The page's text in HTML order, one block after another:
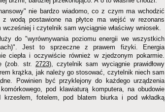
nie bardzo wiadomo, co z czym ma wchodzić
wodą postawione na płytce ma wejść w rezonans
wcześniej i czytelnik sam wyciągnie właściwy wniosek.
do "wyrównywania poziomu energii we wszystkich
Jest to sprzeczne z prawem fizyki. Energia
ciepła i oczywiście również w zjedzonym pokarmie.
(zob. str. 2723), czytelnik sam wyciągnie prawidłowy
krążka, jak należy go stosować, czytelnik niech sam
Powinien być przyklejony do każdego urządzenia
pod klawiaturą komputera, na obudowie
fotelem, pod blatem biurka i pod wkładką